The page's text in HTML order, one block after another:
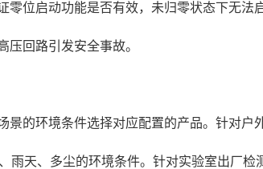
位启动功能是否有效，未归零状态下无
回路引发安全事故。
的环境条件选择对应配置的产品。针对户
雨天、多尘的环境条件。针对实验室出厂